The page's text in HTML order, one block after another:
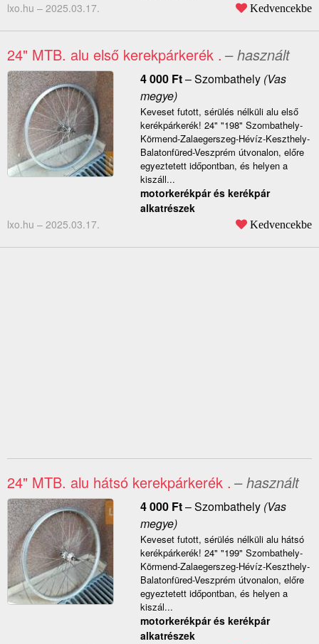
lxo.hu – 2025.03.17. Kedvencekbe
24" MTB. alu első kerekpárkerék . – használt
4 000 Ft–Szombathely(Vas
megye)
Keveset futott, sérülés nélküli alu első
kerékpárkerék! 24" "198" Szombathely-
Körmend-Zalaegerszeg-Hévíz-Keszthely-
Balatonfüred-Veszprém útvonalon, előre
egyeztetett időpontban, és helyen a
kiszáll...
motorkerékpár és kerékpár
alkatrészek
lxo.hu – 2025.03.17. Kedvencekbe
24" MTB. alu hátsó kerekpárkerék . – használt
4 000 Ft–Szombathely(Vas
megye)
Keveset futott, sérülés nélküli alu hátsó
kerékpárkerék! 24" "199" Szombathely-
Körmend-Zalaegerszeg-Hévíz-Keszthely-
Balatonfüred-Veszprém útvonalon, előre
egyeztetett időpontban, és helyen a
kiszál...
motorkerékpár és kerékpár
alkatrészek